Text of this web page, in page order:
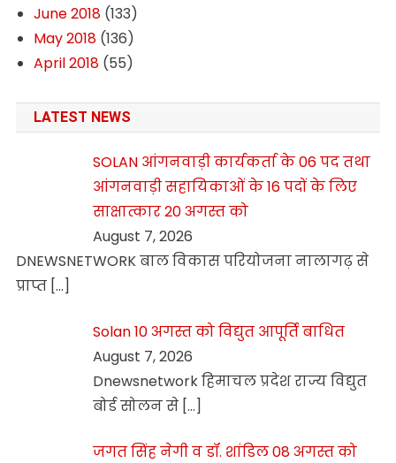
June 2018(133)
May 2018(136)
April 2018(55)
LATEST NEWS
SOLAN आंगनवाड़ी कार्यकर्ता के 06 पद तथा
आंगनवाड़ी सहायिकाओं के 16 पदों के लिए
साक्षात्कार 20 अगस्त को
August 7, 2026
DNEWSNETWORK बाल विकास परियोजना नालागढ़ से
प्राप्त […]
Solan 10 अगस्त को विद्युत आपूर्ति बाधित
August 7, 2026
Dnewsnetwork हिमाचल प्रदेश राज्य विद्युत
बोर्ड सोलन से […]
जगत सिंह नेगी व डॉ. शांडिल 08 अगस्त को